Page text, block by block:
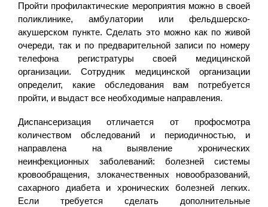
Пройти профилактические мероприятия можно в своей
поликлинике, амбулатории или фельдшерско-
акушерском пункте. Сделать это можно как по живой
очереди, так и по предварительной записи по номеру
телефона регистратуры своей медицинской
организации. Сотрудник медицинской организации
определит, какие обследования вам потребуется
пройти, и выдаст все необходимые направления.
Диспансеризация отличается от профосмотра
количеством обследований и периодичностью, и
направлена на выявление хронических
неинфекционных заболеваний: болезней системы
кровообращения, злокачественных новообразований,
сахарного диабета и хронических болезней легких.
Если требуется сделать дополнительные